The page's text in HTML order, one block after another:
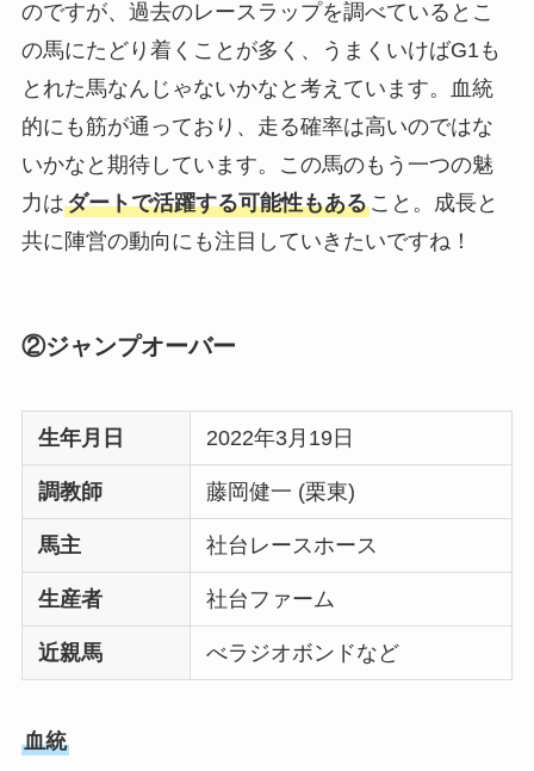
のですが、過去のレースラップを調べているとこ
の馬にたどり着くことが多く、うまくいけばG1も
とれた馬なんじゃないかなと考えています。血統
的にも筋が通っており、走る確率は高いのではな
いかなと期待しています。この馬のもう一つの魅
力はダートで活躍する可能性もあること。成長と
共に陣営の動向にも注目していきたいですね！
②ジャンプオーバー
生年月日 2022年3月19日
調教師 藤岡健一 (栗東)
馬主 社台レースホース
生産者 社台ファーム
近親馬 べラジオボンドなど
血統